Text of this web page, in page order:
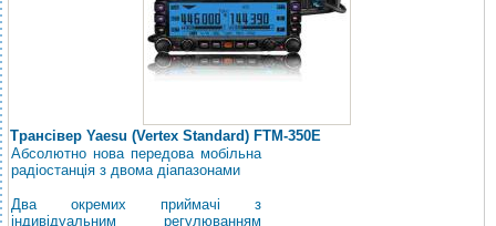
Трансівер Yaesu (Vertex Standard) FTM-350E
Абсолютно нова передова мобільна
радіостанція з двома діапазонами
Два окремих приймачі з
індивідуальним регулюванням